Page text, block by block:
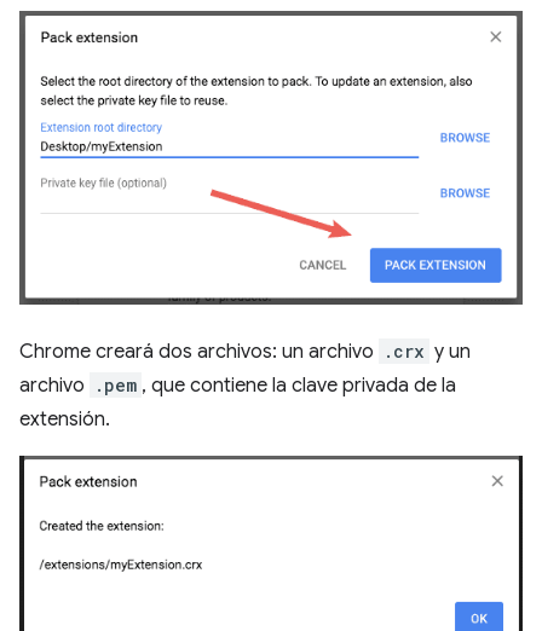
Chrome creará dos archivos: un archivo .crx y un
archivo
.pem , que contiene la clave privada de la
extensión.